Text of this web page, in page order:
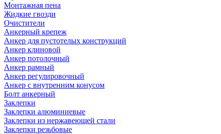
Монтажная пена
Жидкие гвозди
Очистители
Анкерный крепеж
Анкер для пустотелых конструкций
Анкер клиновой
Анкер потолочный
Анкер рамный
Анкер регулировочный
Анкер с внутренним конусом
Болт анкерный
Заклепки
Заклепки алюминиевые
Заклепки из нержавеющей стали
Заклепки резьбовые